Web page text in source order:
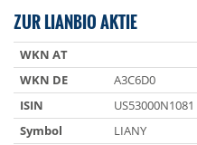
ZUR LIANBIO AKTIE
WKN AT
WKN DE
A3C6D0
ISIN
US53000N1081
Symbol
LIANY